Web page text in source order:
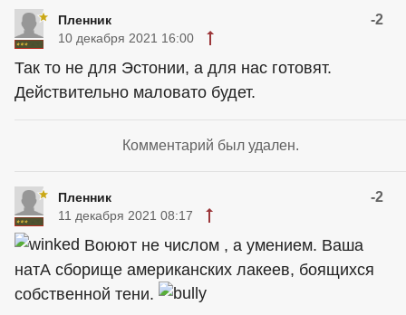
Пленник -2
10 декабря 2021 16:00
Так то не для Эстонии, а для нас готовят.
Действительно маловато будет.
Комментарий был удален.
Пленник -2
11 декабря 2021 08:17
Воюют не числом , а умением. Ваша
натА сборище американских лакеев, боящихся
собственной тени.